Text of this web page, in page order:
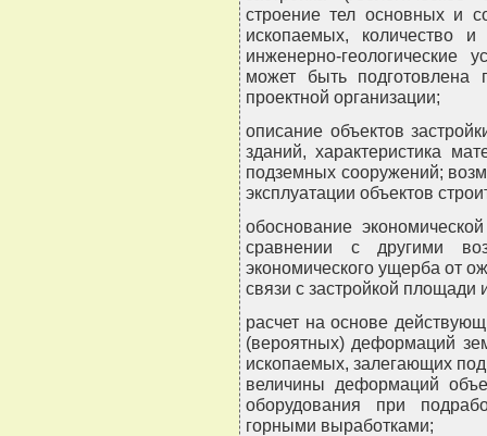
строение тел основных и
ископаемых, количество и
инженерно-геологические
может быть подготовлена
проектной организации;
описание объектов
зданий, характеристика
подземных сооружений;
эксплуатации объектов
обоснование
сравнении с другими
экономического ущерба от
связи с застройкой площади
расчет на основе
(вероятных) деформаций
ископаемых, залегающих
величины деформаций
оборудования при
горными выработками;